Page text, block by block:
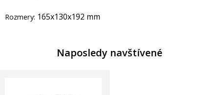
Rozmery: 165x130x192 mm
Naposledy navštívené